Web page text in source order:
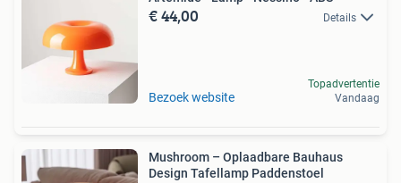
€ 44,00 Details
Bezoek website
Topadvertentie
Vandaag
Mushroom – Oplaadbare Bauhaus
Design Tafellamp Paddenstoel